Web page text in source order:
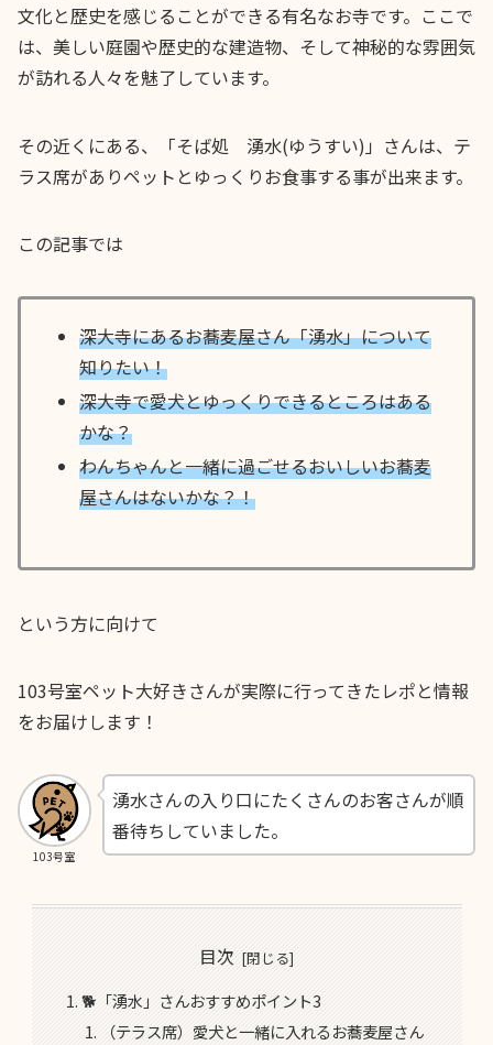
文化と歴史を感じることができる有名なお寺です。ここで
は、美しい庭園や歴史的な建造物、そして神秘的な雰囲気
が訪れる人々を魅了しています。
その近くにある、「そば処 湧水(ゆうすい)」さんは、テ
ラス席がありペットとゆっくりお食事する事が出来ます。
この記事では
深大寺にあるお蕎麦屋さん「湧水」について
知りたい！
深大寺で愛犬とゆっくりできるところはある
かな？
わんちゃんと一緒に過ごせるおいしいお蕎麦
屋さんはないかな？！
という方に向けて
103号室ペット大好きさんが実際に行ってきたレポと情報
をお届けします！
103号室
湧水さんの入り口にたくさんのお客さんが順
番待ちしていました。
目次
🐕「湧水」さんおすすめポイント3
（テラス席）愛犬と一緒に入れるお蕎麦屋さん